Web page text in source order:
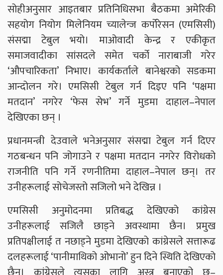
सोहीअनुसार आइतबार प्रतिनिधिसभा बैठकमा अमेरिकी
सहयोग नियोग मिलेनियम च्यालेन्ज कर्पोरेसन (एमसिसी)
संसद्मा टेबुल भयो। माओवादी केन्द्र र एकीकृत
समाजवादीका सांसदले समेत चर्को नाराबाजी गरेर
‘औपचारिकता’ निभाए। कार्यकर्ताले बानेश्वरको सडकमा
आन्दोलन गरे। एमसिसी टेबुल गर्न दिइए पनि ‘पक्षमा
मतदान’ नगरेर ‘फेस सेभ’ गर्ने मुडमा दाहाल–नेपाल
देखिएका छन् ।
प्रधानमन्त्री देउवाले भनेअनुसार संसद्मा टेबुल गर्न दिएर
गठबन्धन पनि जोगाउने र पक्षमा मतदान नगरेर विरोधको
राजनीति पनि गर्ने रणनीतिमा दाहाल–नेपाल छन्। तर
उनीहरूलाई सोचेजस्तो सजिलो भने देखिन्न ।
एमसिसी अनुमोदनमा प्रतिबद्ध देखिएको कांग्रेस
उनीहरूलाई सजिलै छाड्ने अवस्थामा छैन। प्रमुख
प्रतिपक्षीलाई त नछाड्ने मुडमा देखिएको कांग्रेसले सत्तारूढ
दलहरूलाई ‘पानीमाथिको ओभानो’ हुन दिने स्थिति देखिएको